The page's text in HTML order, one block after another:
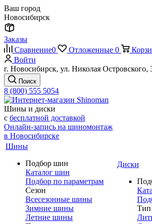
Ваш город
Новосибирск
Заказы
Сравнение0 Отложенные 0
Войти
г. Новосибирск, ул. Николая Островского,
Поиск
8 (800) 555 5054
Шины и диски
с бесплатной доставкой
Онлайн-запись на шиномонтаж
в Новосибирске
Шины
Подбор шин
Каталог шин
Подбор по параметрам
Сезон
Всесезонные шины
Зимние шины
Летние шины
Диски
Тип